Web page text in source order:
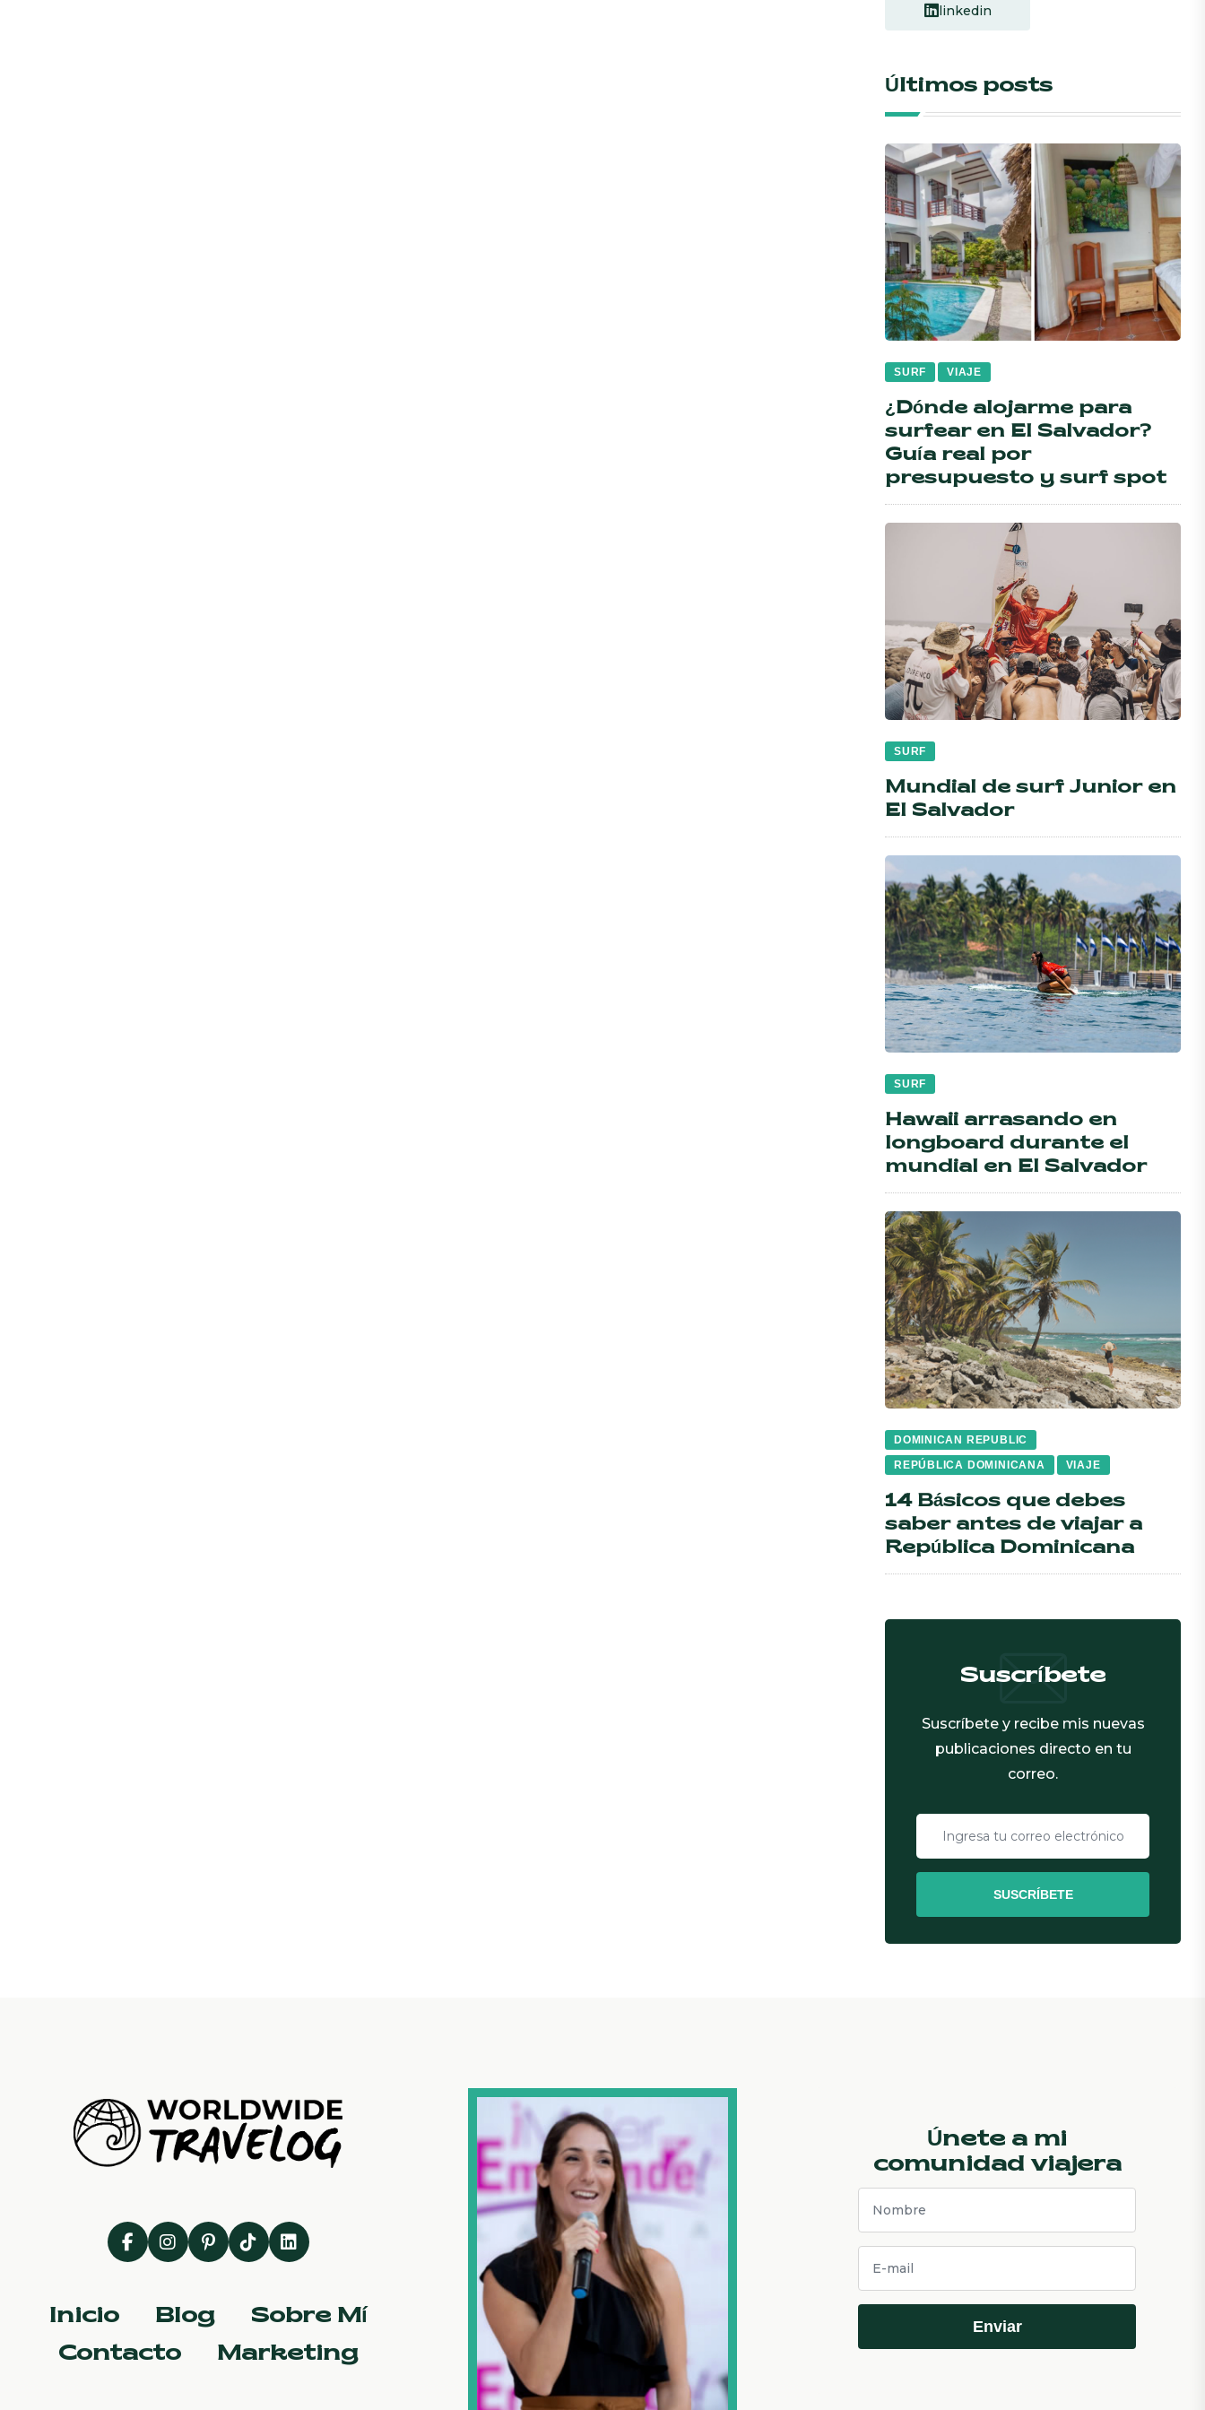
linkedin
Últimos posts
SURF VIAJE
¿Dónde alojarme para
surfear en El Salvador?
Guía real por
presupuesto y surf spot
SURF
Mundial de surf Junior en
El Salvador
SURF
Hawaii arrasando en
longboard durante el
mundial en El Salvador
DOMINICAN REPUBLIC
REPÚBLICA DOMINICANA
VIAJE
14 Básicos que debes
saber antes de viajar a
República Dominicana
Suscríbete
Suscríbete y recibe mis nuevas
publicaciones directo en tu
correo.
SUSCRÍBETE
Inicio Blog
Sobre Mí
Contacto
Marketing
Únete a mi
comunidad viajera
Enviar